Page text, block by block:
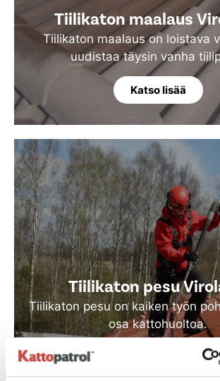
Tiilikaton maalaus
Tiilikaton maalaus on loistava
uudistaa täysin vanha
Katso lisää
Tiilikaton pesu
Tiilikaton pesu on kaiken työn
osa kattohuoltoa.